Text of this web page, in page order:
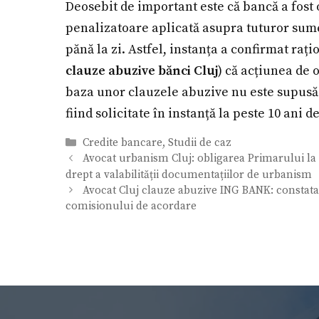
Deosebit de important este că bancă a
penalizatoare aplicată asupra tuturor
pănă la zi. Astfel, instanța a confirmat
clauze abuzive bănci Cluj) că acțiunea
baza unor clauzele abuzive nu este
fiind solicitate în instanță la peste 10 ani
Categorii
Credite bancare,Studii de caz
Avocat urbanism Cluj: obligarea Primarului
drept a valabilității documentațiilor de urbanism
Avocat Cluj clauze abuzive ING BANK:
comisionului de acordare